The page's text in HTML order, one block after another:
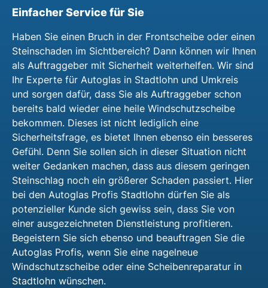
Einfacher Service für Sie
Haben Sie einen Bruch in der Frontscheibe oder einen
Steinschaden im Sichtbereich? Dann können wir Ihnen
als Auftraggeber mit Sicherheit weiterhelfen. Wir sind
Ihr Experte für Autoglas in Stadtlohn und Umkreis
und sorgen dafür, dass Sie als Auftraggeber schon
bereits bald wieder eine heile Windschutzscheibe
bekommen. Dieses ist nicht lediglich eine
Sicherheitsfrage, es bietet Ihnen ebenso ein besseres
Gefühl. Denn Sie sollen sich in dieser Situation nicht
weiter Gedanken machen, dass aus diesem geringen
Steinschlag noch ein größerer Schaden passiert. Hier
bei den Autoglas Profis Stadtlohn dürfen Sie als
potenzieller Kunde sich gewiss sein, dass Sie von
einer ausgezeichneten Dienstleistung profitieren.
Begeistern Sie sich ebenso und beauftragen Sie die
Autoglas Profis, wenn Sie eine nagelneue
Windschutzscheibe oder eine Scheibenreparatur in
Stadtlohn wünschen.